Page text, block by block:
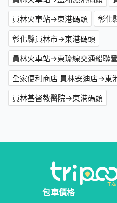
員林火車站→東港碼頭
彰化
彰化縣員林市→東港碼頭
員林火車站→東琉線交通船聯
全家便利商店 員林安迪店→東
員林基督教醫院→東港碼頭
包車價格